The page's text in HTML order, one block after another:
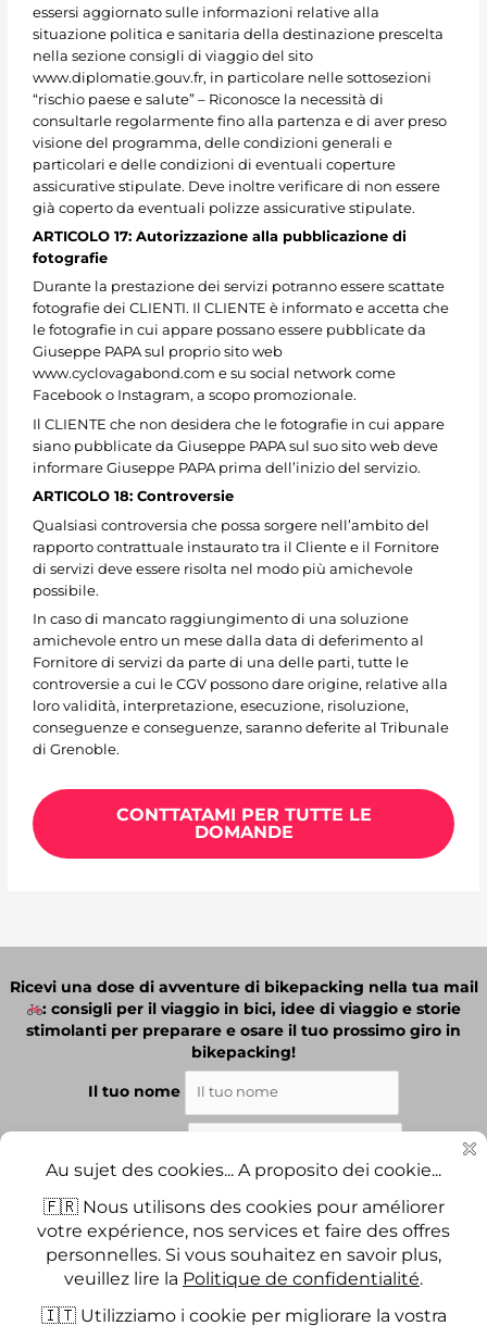
essersi aggiornato sulle informazioni relative alla
situazione politica e sanitaria della destinazione prescelta
nella sezione consigli di viaggio del sito
www.diplomatie.gouv.fr, in particolare nelle sottosezioni
“rischio paese e salute” – Riconosce la necessità di
consultarle regolarmente fino alla partenza e di aver preso
visione del programma, delle condizioni generali e
particolari e delle condizioni di eventuali coperture
assicurative stipulate. Deve inoltre verificare di non essere
già coperto da eventuali polizze assicurative stipulate.
ARTICOLO 17: Autorizzazione alla pubblicazione di
fotografie
Durante la prestazione dei servizi potranno essere scattate
fotografie dei CLIENTI. Il CLIENTE è informato e accetta che
le fotografie in cui appare possano essere pubblicate da
Giuseppe PAPA sul proprio sito web
www.cyclovagabond.com e su social network come
Facebook o Instagram, a scopo promozionale.
Il CLIENTE che non desidera che le fotografie in cui appare
siano pubblicate da Giuseppe PAPA sul suo sito web deve
informare Giuseppe PAPA prima dell’inizio del servizio.
ARTICOLO 18: Controversie
Qualsiasi controversia che possa sorgere nell’ambito del
rapporto contrattuale instaurato tra il Cliente e il Fornitore
di servizi deve essere risolta nel modo più amichevole
possibile.
In caso di mancato raggiungimento di una soluzione
amichevole entro un mese dalla data di deferimento al
Fornitore di servizi da parte di una delle parti, tutte le
controversie a cui le CGV possono dare origine, relative alla
loro validità, interpretazione, esecuzione, risoluzione,
conseguenze e conseguenze, saranno deferite al Tribunale
di Grenoble.
CONTTATAMI PER TUTTE LE
DOMANDE
Ricevi una dose di avventure di bikepacking nella tua mail
: consigli per il viaggio in bici, idee di viaggio e storie
stimolanti per preparare e osare il tuo prossimo giro in
bikepacking!
Il tuo nome
Ho letto e accetto i termini e le condizioni.